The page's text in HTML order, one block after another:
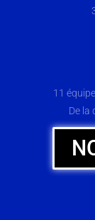
11
De la